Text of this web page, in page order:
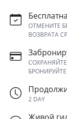
ОТМЕНИТЕ
ВОЗВРАТА
2 DAY